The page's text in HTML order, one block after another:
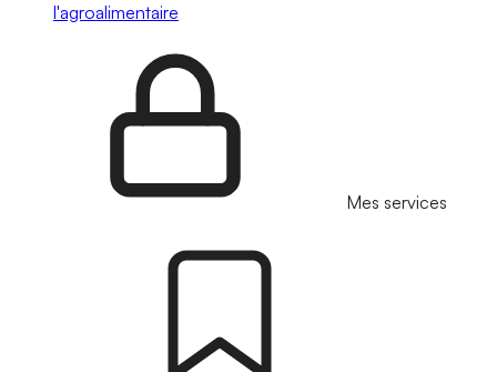
l'agroalimentaire
Mes services